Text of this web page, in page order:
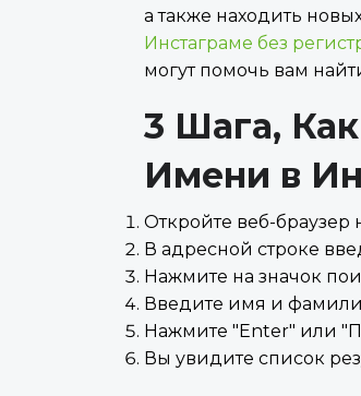
а также находить
Инстаграме без
могут помочь вам
3 Шага,
Имени в
Откройте веб-
В адресной строке
Нажмите на значок
Введите имя и
Нажмите "Enter" или
Вы увидите список